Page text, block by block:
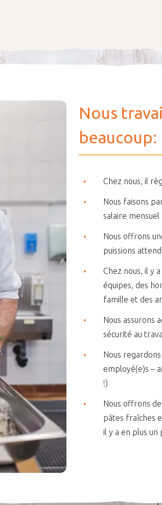
Nous
beaucoup:
Chez nous, il
Nous faisons
salaire
Nous offrons
puissions
Chez nous, il y
équipes, des
famille et des
Nous assurons
sécurité au
Nous
employé(e)s –
!)
Nous offrons
pâtes fraîches
il y a en plus